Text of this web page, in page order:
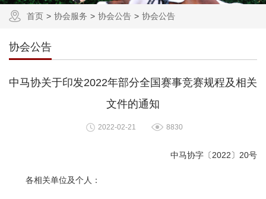
首页 协会服务 协会公告 协会公告
协会公告
中马协关于印发2022年部分全国赛事竞赛规程及相关
文件的通知
2022-02-21 8830
中马协字〔2022〕20号
各相关单位及个人：